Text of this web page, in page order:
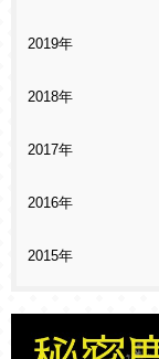
2019年
2018年
2017年
2016年
2015年